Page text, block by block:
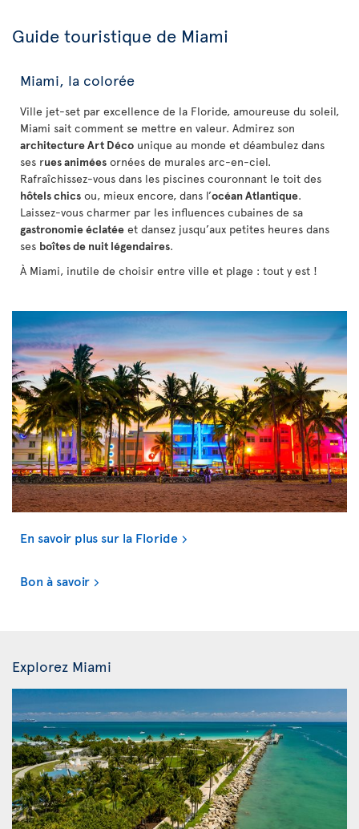
Guide touristique de Miami
Miami, la colorée
Ville jet-set par excellence de la Floride, amoureuse du soleil,
Miami sait comment se mettre en valeur. Admirez son
architecture Art Déco unique au monde et déambulez dans
ses rues animées ornées de murales arc-en-ciel.
Rafraîchissez-vous dans les piscines couronnant le toit des
hôtels chics ou, mieux encore, dans l’océan Atlantique.
Laissez-vous charmer par les influences cubaines de sa
gastronomie éclatée et dansez jusqu’aux petites heures dans
ses boîtes de nuit légendaires.
À Miami, inutile de choisir entre ville et plage : tout y est !
En savoir plus sur la Floride
Bon à savoir
Explorez Miami